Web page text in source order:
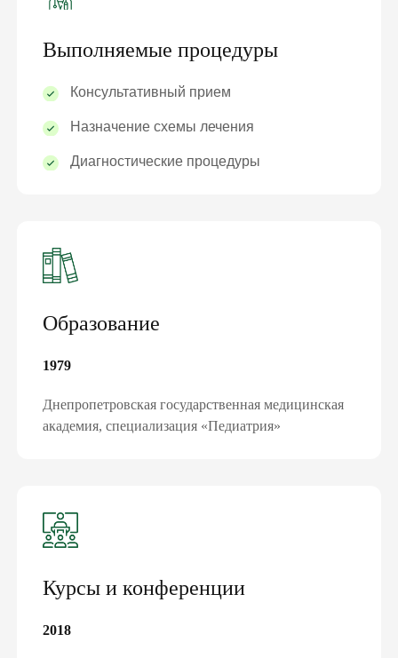
Выполняемые процедуры
Консультативный прием
Назначение схемы лечения
Диагностические процедуры
Образование
1979
Днепропетровская государственная медицинская
академия, специализация «Педиатрия»
Курсы и конференции
2018